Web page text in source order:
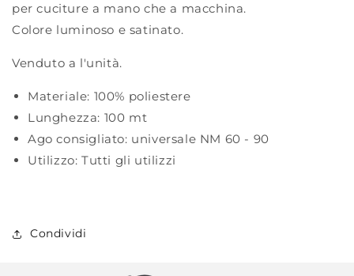
per cuciture a mano che a macchina.
Colore luminoso e satinato.
Venduto a l'unità.
Materiale: 100% poliestere
Lunghezza: 100 mt
Ago consigliato: universale NM 60 - 90
Utilizzo: Tutti gli utilizzi
Condividi